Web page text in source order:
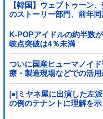
【韓国】ウェブトゥーン
のストーリー部門、前年
K-POPアイドルの約半数
岐点突破は4％未満
ついに国産ヒューマノイ
療・製造現場などでの活用
|●|ミヤネ屋に出演した左
の例のテナントに理解を